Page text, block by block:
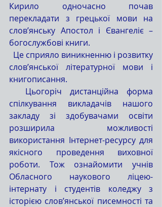
Кирило одночасно почав
перекладати з грецької мови на
слов’янську Апостол і Євангеліє –
богослужбові книги.
слов’янської літературної мови і
книгописання.
спілкування викладачів нашого
закладу зі здобувачами освіти
розширила можливості
використання Інтернет-ресурсу для
якісного проведення виховної
роботи. Тож ознайомити учнів
Обласного наукового ліцею-
інтернату і студентів коледжу з
історією слов’янської писемності та